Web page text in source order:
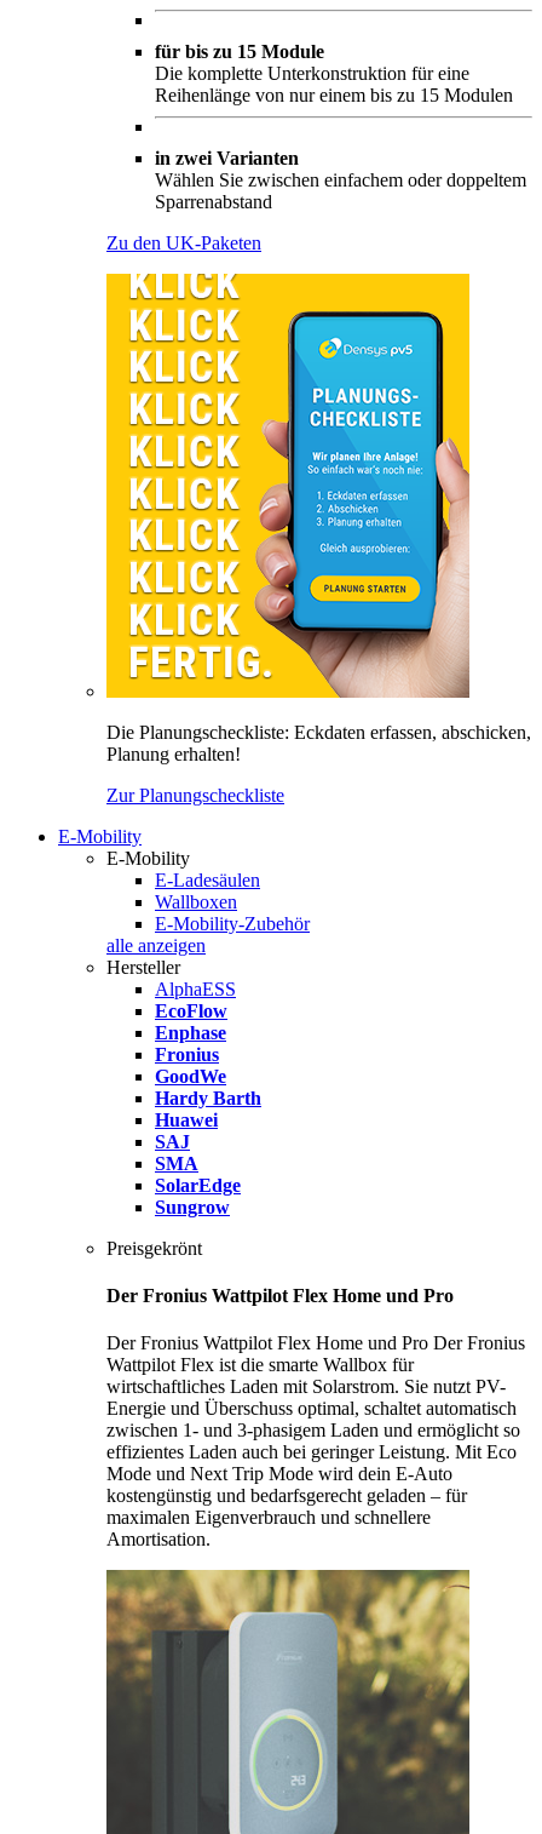
für bis zu 15 Module
Die komplette Unterkonstruktion für eine
Reihenlänge von nur einem bis zu 15 Modulen
in zwei Varianten
Wählen Sie zwischen einfachem oder doppeltem
Sparrenabstand
Zu den UK-Paketen
Die Planungscheckliste: Eckdaten erfassen, abschicken,
Planung erhalten!
Zur Planungscheckliste
E-Mobility
E-Mobility
E-Ladesäulen
Wallboxen
E-Mobility-Zubehör
alle anzeigen
Hersteller
AlphaESS
EcoFlow
Enphase
Fronius
GoodWe
Hardy Barth
Huawei
SAJ
SMA
SolarEdge
Sungrow
Preisgekrönt
Der Fronius Wattpilot Flex Home und Pro
Der Fronius Wattpilot Flex Home und Pro Der Fronius
Wattpilot Flex ist die smarte Wallbox für
wirtschaftliches Laden mit Solarstrom. Sie nutzt PV-
Energie und Überschuss optimal, schaltet automatisch
zwischen 1- und 3-phasigem Laden und ermöglicht so
effizientes Laden auch bei geringer Leistung. Mit Eco
Mode und Next Trip Mode wird dein E-Auto
kostengünstig und bedarfsgerecht geladen – für
maximalen Eigenverbrauch und schnellere
Amortisation.